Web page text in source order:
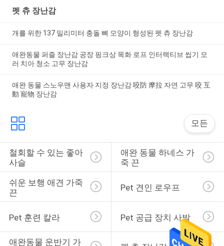
펫 츄 장난감
개를 위한 137 밀리미터 충돌 뼈 모양이 형성된 펫 츄 장난감
애완동물 퍼즐 장난감 공장 핑크상 목화 로프 인터랙티브 씹기 모
러 치아 청소 고무 장난감
애완 동물 스노우맨 사용자 지정 장난감 咬防 摩拉 자연 고무 咬 互
動 寵物 장난감
모든
철회할 수 있는 좋아
사슬
애완 동물 하네스 가
죽 끈
쉬운 보행 애견 가죽
끈
Pet 견인 로우프
Pet 훈련 칼라 Pet 공급 장치 사발
애완동물 운반기 가